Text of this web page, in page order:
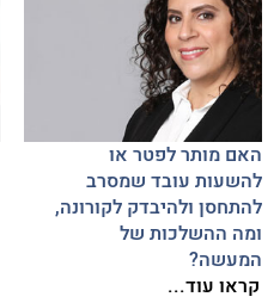
האם מותר לפטר או
להשעות עובד שמסרב
להתחסן ולהיבדק לקורונה,
ומה ההשלכות של
המעשה?
קראו עוד...